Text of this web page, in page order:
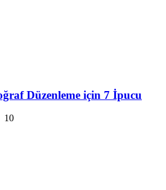
Düzenleme için 7 İpucu
10